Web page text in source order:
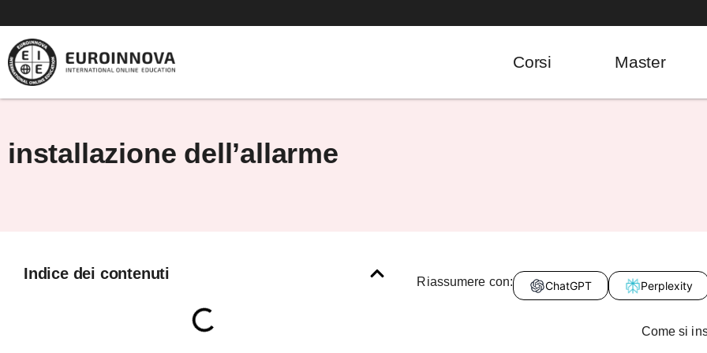
al
contenuto
Corsi Master
installazione dell’allarme
Indice dei contenuti Riassumere con: ChatGPT Perplexity
Come si